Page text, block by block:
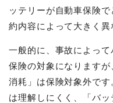
ッテリーが自動車保険
約内容によって大きく異
一般的に、事故によっ
保険の対象になります
消耗」は保険対象外で
は理解しにくく、「バ